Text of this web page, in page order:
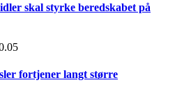
skal styrke beredskabet på
fortjener langt større